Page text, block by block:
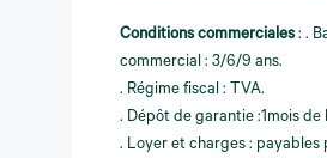
Conditions commerciales : .
commercial : 3/6/9 ans.
. Régime fiscal : TVA.
. Dépôt de garantie :1mois de
. Loyer et charges : payables